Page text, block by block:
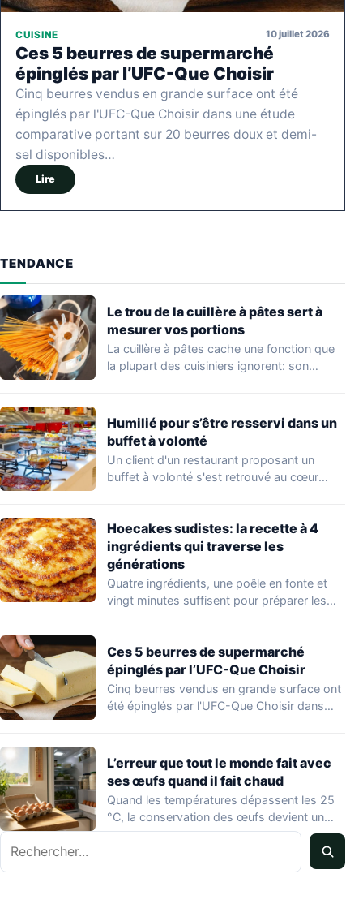
CUISINE 10 juillet 2026
Ces 5 beurres de supermarché
épinglés par l’UFC-Que Choisir
Cinq beurres vendus en grande surface ont été
épinglés par l'UFC-Que Choisir dans une étude
comparative portant sur 20 beurres doux et demi-
sel disponibles…
Lire
TENDANCE
Le trou de la cuillère à pâtes sert à
mesurer vos portions
La cuillère à pâtes cache une fonction que
la plupart des cuisiniers ignorent: son…
Humilié pour s’être resservi dans un
buffet à volonté
Un client d'un restaurant proposant un
buffet à volonté s'est retrouvé au cœur
Hoecakes sudistes: la recette à 4
ingrédients qui traverse les
générations
Quatre ingrédients, une poêle en fonte et
vingt minutes suffisent pour préparer les
Ces 5 beurres de supermarché
épinglés par l’UFC-Que Choisir
Cinq beurres vendus en grande surface ont
été épinglés par l'UFC-Que Choisir dans
L’erreur que tout le monde fait avec
ses œufs quand il fait chaud
Quand les températures dépassent les 25
°C, la conservation des œufs devient un
vrai…
Rechercher